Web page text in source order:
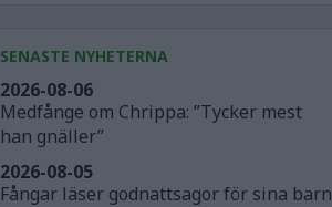
SENASTE NYHETERNA
Medfånge om Chrippa: ”Tycker mest
han gnäller”
2026-08-06
Fångar läser godnattsagor för sina barn
2026-08-05